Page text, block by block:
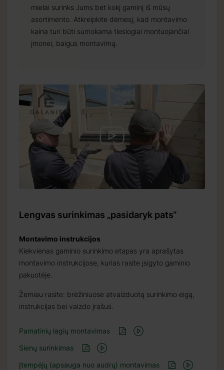
mielai surinks Jums bet kokį gaminį iš mūsų
asortimento. Atkreipkite dėmesį, kad montavimo
kaina turi būti sumokama tiesiogiai montuojančiai
įmonei, baigus montavimą.
Lengvas surinkimas „pasidaryk pats“
Montavimo instrukcijos
Kiekvienas gaminio surinkimo etapas yra aprašytas
montavimo instrukcijose, kurias rasite įsigyto gaminio
pakuotėje.
Žemiau rasite: brėžiniuose atvaizduotą surinkimo eigą,
instrukcijas bei vaizdo įrašus.
Pamatinių lagių montavimas
Sienų surinkimas
Įtempėjų (apsauga nuo audrų) montavimas